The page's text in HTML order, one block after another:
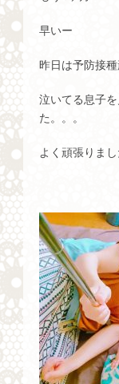
早いー
昨日は予防接種
泣いてる息子
た。。。
よく頑張りまし